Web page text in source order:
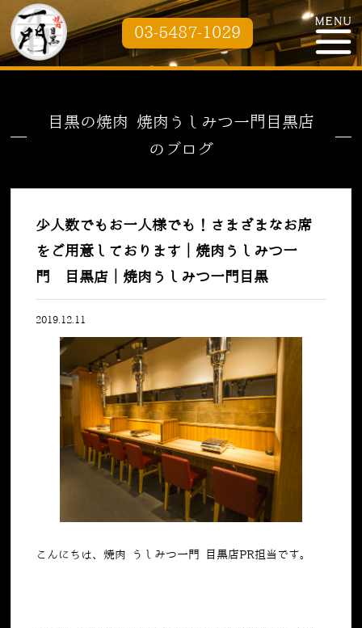
03-5487-1029
目黒の焼肉 焼肉うしみつ一門目黒店
のブログ
少人数でもお一人様でも！さまざまなお席
をご用意しております｜焼肉うしみつ一
門 目黒店｜焼肉うしみつ一門目黒
2019.12.11
こんにちは、焼肉 うしみつ一門 目黒店PR担当です。